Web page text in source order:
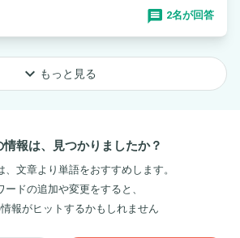
2名が回答
keyboard_arrow_down もっと見る
情報は、見つかりましたか？
、文章より単語をおすすめします。
ードの追加や変更をすると、
報がヒットするかもしれません